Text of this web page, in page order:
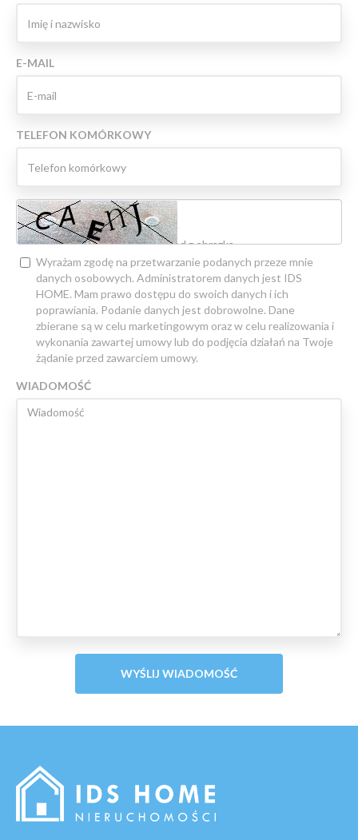
E-MAIL
TELEFON KOMÓRKOWY
Wyrażam zgodę na przetwarzanie podanych przeze mnie
danych osobowych. Administratorem danych jest IDS
HOME. Mam prawo dostępu do swoich danych i ich
poprawiania. Podanie danych jest dobrowolne. Dane
zbierane są w celu marketingowym oraz w celu realizowania i
wykonania zawartej umowy lub do podjęcia działań na Twoje
żądanie przed zawarciem umowy.
WIADOMOŚĆ